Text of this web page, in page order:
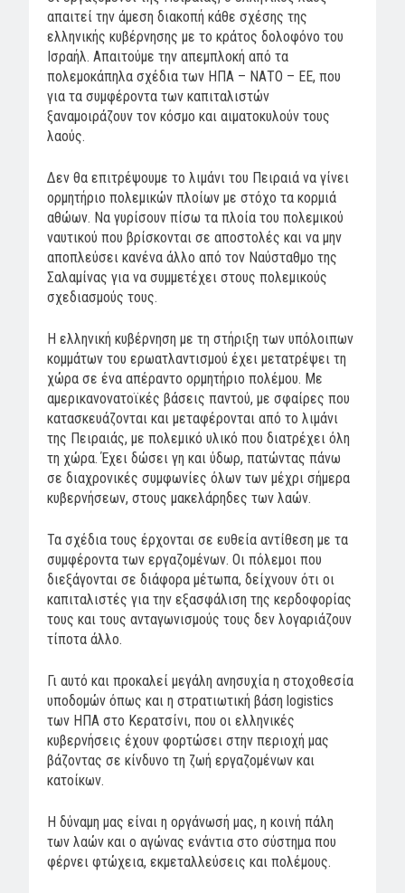
απαιτεί την άμεση διακοπή κάθε σχέσης της
ελληνικής κυβέρνησης με το κράτος δολοφόνο του
Ισραήλ. Απαιτούμε την απεμπλοκή από τα
πολεμοκάπηλα σχέδια των ΗΠΑ – ΝΑΤΟ – ΕΕ, που
για τα συμφέροντα των καπιταλιστών
ξαναμοιράζουν τον κόσμο και αιματοκυλούν τους
λαούς.
Δεν θα επιτρέψουμε το λιμάνι του Πειραιά να γίνει
ορμητήριο πολεμικών πλοίων με στόχο τα κορμιά
αθώων. Να γυρίσουν πίσω τα πλοία του πολεμικού
ναυτικού που βρίσκονται σε αποστολές και να μην
αποπλεύσει κανένα άλλο από τον Ναύσταθμο της
Σαλαμίνας για να συμμετέχει στους πολεμικούς
σχεδιασμούς τους.
Η ελληνική κυβέρνηση με τη στήριξη των υπόλοιπων
κομμάτων του ερωατλαντισμού έχει μετατρέψει τη
χώρα σε ένα απέραντο ορμητήριο πολέμου. Με
αμερικανονατοϊκές βάσεις παντού, με σφαίρες που
κατασκευάζονται και μεταφέρονται από το λιμάνι
της Πειραιάς, με πολεμικό υλικό που διατρέχει όλη
τη χώρα. Έχει δώσει γη και ύδωρ, πατώντας πάνω
σε διαχρονικές συμφωνίες όλων των μέχρι σήμερα
κυβερνήσεων, στους μακελάρηδες των λαών.
Τα σχέδια τους έρχονται σε ευθεία αντίθεση με τα
συμφέροντα των εργαζομένων. Οι πόλεμοι που
διεξάγονται σε διάφορα μέτωπα, δείχνουν ότι οι
καπιταλιστές για την εξασφάλιση της κερδοφορίας
τους και τους ανταγωνισμούς τους δεν λογαριάζουν
τίποτα άλλο.
Γι αυτό και προκαλεί μεγάλη ανησυχία η στοχοθεσία
υποδομών όπως και η στρατιωτική βάση logistics
των ΗΠΑ στο Κερατσίνι, που οι ελληνικές
κυβερνήσεις έχουν φορτώσει στην περιοχή μας
βάζοντας σε κίνδυνο τη ζωή εργαζομένων και
κατοίκων.
Η δύναμη μας είναι η οργάνωσή μας, η κοινή πάλη
των λαών και ο αγώνας ενάντια στο σύστημα που
φέρνει φτώχεια, εκμεταλλεύσεις και πολέμους.